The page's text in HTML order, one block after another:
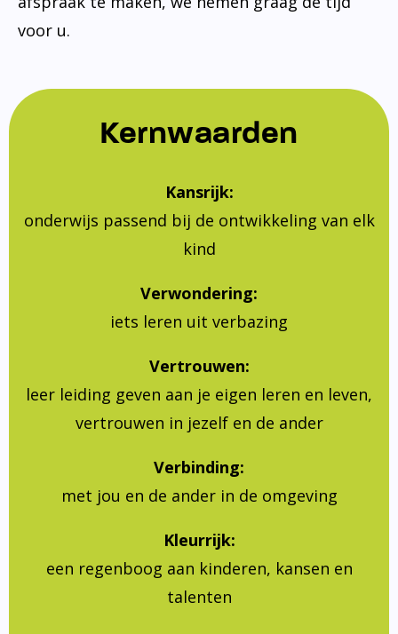
voor u.
Kernwaarden
Kansrijk:
onderwijs passend bij de ontwikkeling van elk
kind
Verwondering:
iets leren uit verbazing
Vertrouwen:
leer leiding geven aan je eigen leren en leven,
vertrouwen in jezelf en de ander
Verbinding:
met jou en de ander in de omgeving
Kleurrijk:
een regenboog aan kinderen, kansen en
talenten